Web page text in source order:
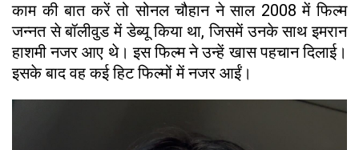
काम की बात करें तो सोनल चौहान ने साल 2008 में फिल्म
जन्नत से बॉलीवुड में डेब्यू किया था, जिसमें उनके साथ इमरान
हाशमी नजर आए थे। इस फिल्म ने उन्हें खास पहचान दिलाई।
इसके बाद वह कई हिट फिल्मों में नजर आईं।